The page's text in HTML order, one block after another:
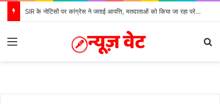
SIR के नोटिसों पर कांग्रेस ने जताई आपत्ति, मतदाताओं को किया जा रहा परेशान: बोले राष्ट्रीय प्रवक्ता आलोक शर्मा
Menu